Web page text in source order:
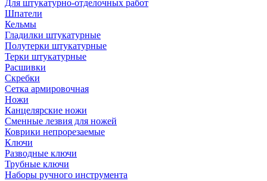
Для штукатурно-отделочных работ
Шпатели
Кельмы
Гладилки штукатурные
Полутерки штукатурные
Терки штукатурные
Расшивки
Скребки
Сетка армировочная
Ножи
Канцелярские ножи
Сменные лезвия для ножей
Коврики непрорезаемые
Ключи
Разводные ключи
Трубные ключи
Наборы ручного инструмента